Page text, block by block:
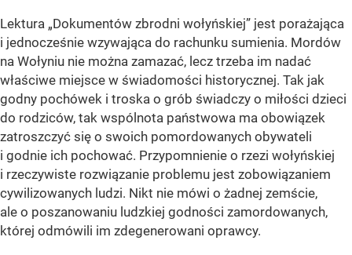
Lektura „Dokumentów zbrodni wołyńskiej” jest porażająca
i jednocześnie wzywająca do rachunku sumienia. Mordów
na Wołyniu nie można zamazać, lecz trzeba im nadać
właściwe miejsce w świadomości historycznej. Tak jak
godny pochówek i troska o grób świadczy o miłości dzieci
do rodziców, tak wspólnota państwowa ma obowiązek
zatroszczyć się o swoich pomordowanych obywateli
i godnie ich pochować. Przypomnienie o rzezi wołyńskiej
i rzeczywiste rozwiązanie problemu jest zobowiązaniem
cywilizowanych ludzi. Nikt nie mówi o żadnej zemście,
ale o poszanowaniu ludzkiej godności zamordowanych,
której odmówili im zdegenerowani oprawcy.